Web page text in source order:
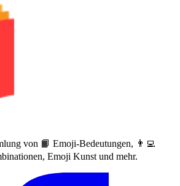
von 📙 Emoji-Bedeutungen, 👨‍💻
Emoji Kunst und mehr.